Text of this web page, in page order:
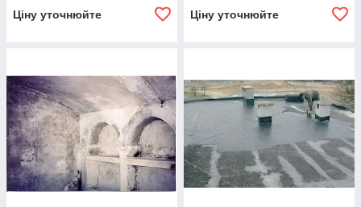
Ціну уточнюйте Ціну уточнюйте